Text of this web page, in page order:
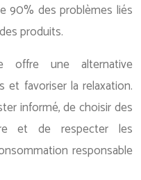
90% des problèmes liés
produits.
offre une alternative
et favoriser la relaxation.
informé, de choisir des
et de respecter les
responsable